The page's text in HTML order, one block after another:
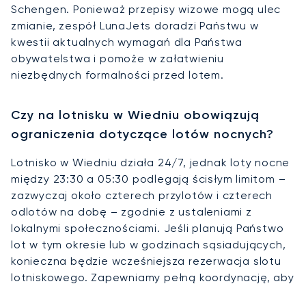
Schengen. Ponieważ przepisy wizowe mogą ulec
zmianie, zespół LunaJets doradzi Państwu w
kwestii aktualnych wymagań dla Państwa
obywatelstwa i pomoże w załatwieniu
niezbędnych formalności przed lotem.
Czy na lotnisku w Wiedniu obowiązują
ograniczenia dotyczące lotów nocnych?
Lotnisko w Wiedniu działa 24/7, jednak loty nocne
między 23:30 a 05:30 podlegają ścisłym limitom –
zazwyczaj około czterech przylotów i czterech
odlotów na dobę – zgodnie z ustaleniami z
lokalnymi społecznościami. Jeśli planują Państwo
lot w tym okresie lub w godzinach sąsiadujących,
konieczna będzie wcześniejsza rezerwacja slotu
lotniskowego. Zapewniamy pełną koordynację, aby